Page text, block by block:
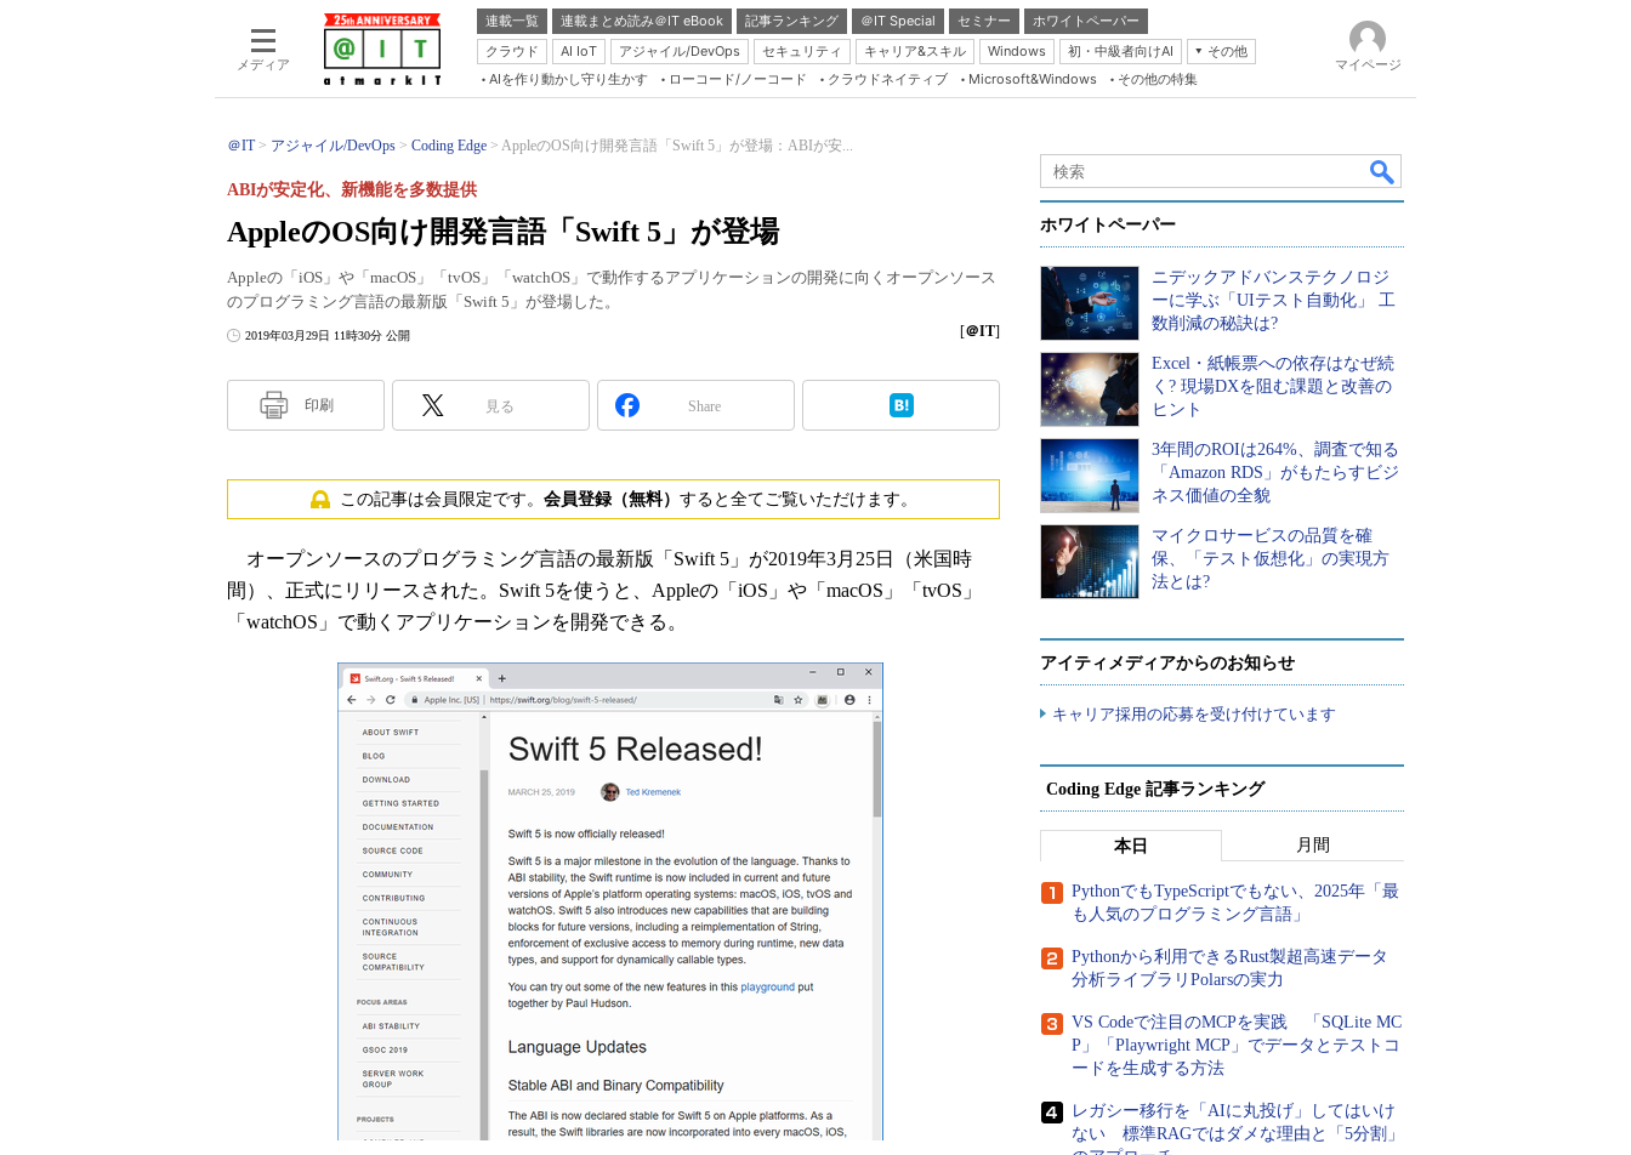
メディア
連載一覧 連載まとめ読み＠IT eBook 記事ランキング ＠IT Special セミナー
ホワイトペーパー
クラウド
AI IoT アジャイル/DevOps セキュリティ キャリア&スキル Windows 初・中級者向けAI
その他
Server & Storage
Database Expert
Linux ＆ OSS
Master of IP Network
Security & Trust
Insider.NET
ブログ
AIを作り動かし守り生かす ローコード/ノーコード クラウドネイティブ Microsoft&Windows その他の特集
マイページ
＠IT アジャイル/DevOps Coding Edge AppleのOS向け開発言語「Swift 5」が登場：ABIが安...
AppleのOS向け開発言語「Swift 5」が登場
ABIが安定化、新機能を多数提供
Appleの「iOS」や「macOS」「tvOS」「watchOS」で動作するアプリケーションの開発に向くオープンソース
のプログラミング言語の最新版「Swift 5」が登場した。
2019年03月29日 11時30分 公開 [＠IT]
印刷 見る Share
この記事は会員限定です。 会員登録（無料） すると全てご覧いただけます。
オープンソースのプログラミング言語の最新版「Swift 5」が2019年3月25日（米国時
間）、正式にリリースされた。Swift 5を使うと、Appleの「iOS」や「macOS」「tvOS」
「watchOS」で動くアプリケーションを開発できる。
ホワイトペーパー
ニデックアドバンステクノロジ
ーに学ぶ「UIテスト自動化」 工
数削減の秘訣は?
Excel・紙帳票への依存はなぜ続
く? 現場DXを阻む課題と改善の
ヒント
3年間のROIは264%、調査で知る
「Amazon RDS」がもたらすビジ
ネス価値の全貌
マイクロサービスの品質を確
保、「テスト仮想化」の実現方
法とは?
アイティメディアからのお知らせ
キャリア採用の応募を受け付けています
Coding Edge 記事ランキング
本日 月間
PythonでもTypeScriptでもない、2025年「最
も人気のプログラミング言語」
Pythonから利用できるRust製超高速データ
分析ライブラリPolarsの実力
VS Codeで注目のMCPを実践 「SQLite MC
P」「Playwright MCP」でデータとテストコ
ードを生成する方法
レガシー移行を「AIに丸投げ」してはいけ
ない 標準RAGではダメな理由と「5分割」